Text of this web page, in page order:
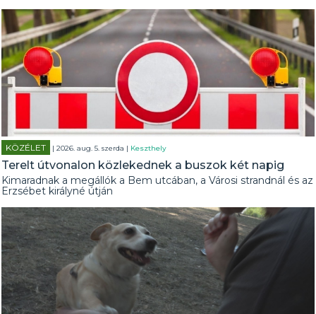
KÖZÉLET | 2026. aug. 5. szerda | Keszthely
Terelt útvonalon közlekednek a buszok két napig
Kimaradnak a megállók a Bem utcában, a Városi strandnál és az
Erzsébet királyné útján